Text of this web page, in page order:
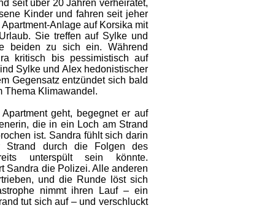
seit über 20 Jahren verheiratet,
Kinder und fahren seit jeher
Anlage auf Korsika mit
Sie treffen auf Sylke und
beiden zu sich ein. Während
kritisch bis pessimistisch auf
Sylke und Alex hedonistischer
Gegensatz entzündet sich bald
Thema Klimawandel.
geht, begegnet er auf
die in ein Loch am Strand
ist. Sandra fühlt sich darin
Strand durch die Folgen des
unterspült sein könnte.
Sandra die Polizei. Alle anderen
und die Runde löst sich
nimmt ihren Lauf – ein
tut sich auf – und verschluckt